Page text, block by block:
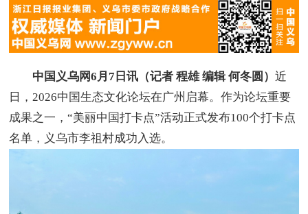
中国义乌网6月7日讯（记者 程雄 编辑 何冬圆）近
日，2026中国生态文化论坛在广州启幕。作为论坛重要
成果之一，“美丽中国打卡点”活动正式发布100个打卡点
名单，义乌市李祖村成功入选。